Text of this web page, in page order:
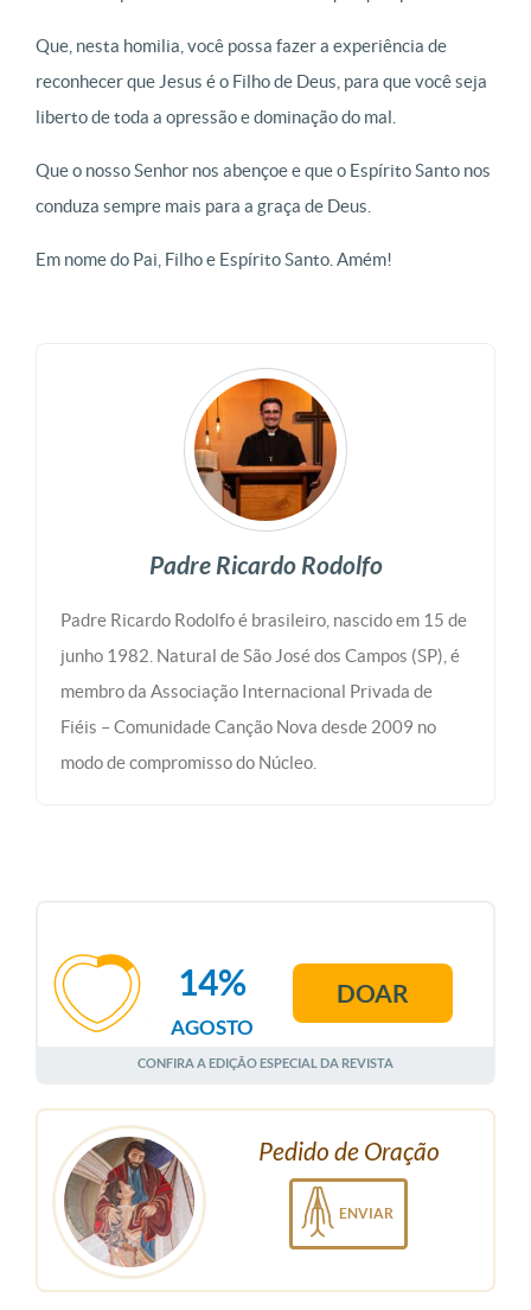
Que, nesta homilia, você possa fazer a experiência de
reconhecer que Jesus é o Filho de Deus, para que você seja
liberto de toda a opressão e dominação do mal.
Que o nosso Senhor nos abençoe e que o Espírito Santo nos
conduza sempre mais para a graça de Deus.
Em nome do Pai, Filho e Espírito Santo. Amém!
Padre Ricardo Rodolfo
Padre Ricardo Rodolfo é brasileiro, nascido em 15 de
junho 1982. Natural de São José dos Campos (SP), é
membro da Associação Internacional Privada de
Fiéis – Comunidade Canção Nova desde 2009 no
modo de compromisso do Núcleo.
AGOSTO
14% DOAR
CONFIRA A EDIÇÃO ESPECIAL DA REVISTA
Pedido de Oração
ENVIAR